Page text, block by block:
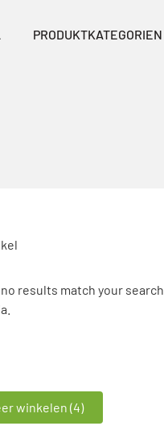
PRODUKTKATEGORIEN
results match your search
winkelen (4)